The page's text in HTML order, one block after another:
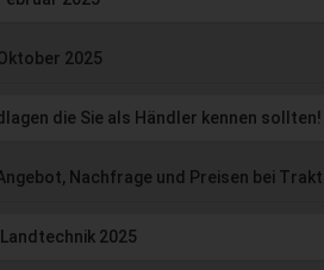
2025
die Sie als Händler kennen sollten!
Nachfrage und Preisen bei
2025